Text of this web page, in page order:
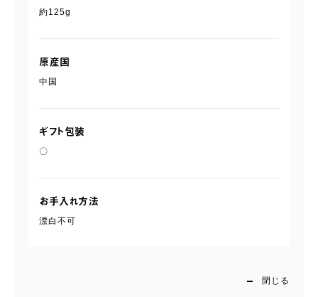
約125g
原産国
中国
ギフト包装
〇
お手入れ方法
漂白不可
閉じる